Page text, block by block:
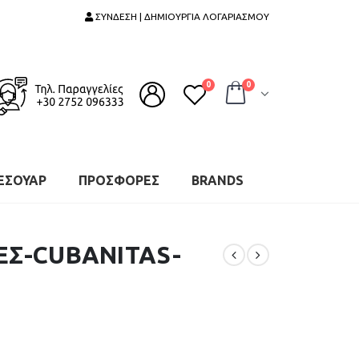
ΣΥΝΔΕΣΗ | ΔΗΜΙΟΥΡΓΙΑ ΛΟΓΑΡΙΑΣΜΟΥ
0 0
ΠΡΟΣΦΟΡΕΣ BRANDS
CUBANITAS-